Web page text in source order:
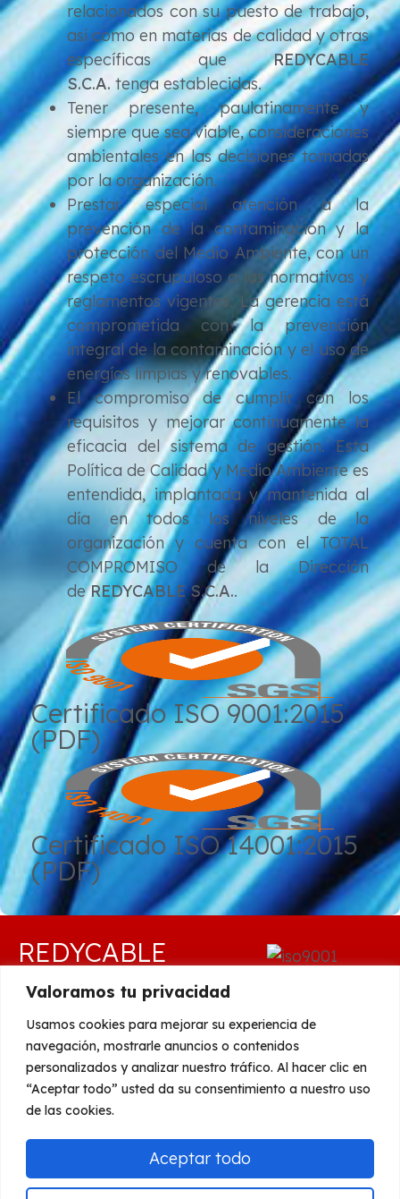
Valoramos tu privacidad
Usamos cookies para mejorar su experiencia de
navegación, mostrarle anuncios o contenidos
personalizados y analizar nuestro tráfico. Al hacer clic en
“Aceptar todo” usted da su consentimiento a nuestro uso
de las cookies.
Aceptar todo
relacionados con su puesto de trabajo,
así como en materias de calidad y otras
específicas queREDYCABLE
S.C.A. tenga establecidas.
Tener presente, paulatinamente y
siempre que sea viable, consideraciones
ambientales en las decisiones tomadas
por la organización.
Prestar especial atención a la
prevención de la contaminación y la
protección del Medio Ambiente, con un
respeto escrupuloso a las normativas y
reglamentos vigentes. La gerencia está
comprometida con la prevención
integral de la contaminación y el uso de
energías limpias y renovables.
El compromiso de cumplir con los
requisitos y mejorar continuamente la
eficacia del sistema de gestión. Esta
Política de Calidad y Medio Ambiente es
entendida, implantada y mantenida al
día en todos los niveles de la
organización y cuenta con el TOTAL
COMPROMISO de la Dirección
deREDYCABLE S.C.A..
Certificado ISO 9001:2015
(PDF)
Certificado ISO 14001:2015
(PDF)
REDYCABLE
S.C.A.
C/ Francisco Agudo
Gómez, 4, 29010
(Málaga)
952 070 929
info@redycable.com
VCard Redycable
Copyright
S.L.